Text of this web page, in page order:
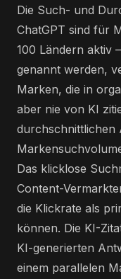
Die Such- und
ChatGPT sind für
100 Ländern aktiv
genannt werden,
Marken, die in
aber nie von KI
durchschnittlichen
Das klicklose
Content-
die Klickrate als
können. Die KI-
KI-generierten
einem parallelen